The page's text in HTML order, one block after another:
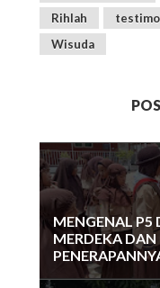
Rihlah
Wisuda
MENGENAL
MERDEKA